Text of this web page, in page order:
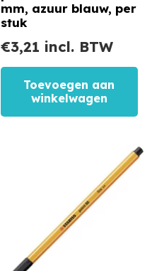
mm, azuur blauw, per
stuk
€3,21 incl. BTW
Toevoegen aan
winkelwagen